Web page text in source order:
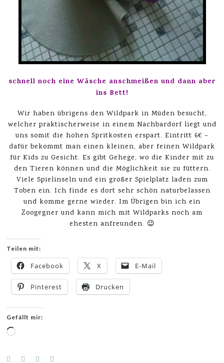
schnell noch eine Wäsche anschmeißen und dann aber
ins Bett!
Wir haben übrigens den Wildpark in Müden besucht,
welcher praktischerweise in einem Nachbardorf liegt und
uns somit die hohen Spritkosten erspart. Eintritt 6€ –
dafür bekommt man einen kleinen, aber feinen Wildpark
für Kids zu Gesicht. Es gibt Gehege, wo die Kinder mit zu
den Tieren können und die Möglichkeit sie zu füttern.
Viele Spielinseln und ein großer Spielplatz laden zum
Toben ein. Ich finde es dort sehr schön naturbelassen
und komme gerne wieder. Im Übrigen bin ich ein
Zoogegner und kann mich mit Wildparks noch am
ehesten anfreunden. 😉
Teilen mit:
Facebook X E-Mail
Pinterest Drucken
Gefällt mir:
Wird